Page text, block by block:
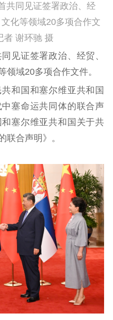
共同见证签署政治、经
化等领域20多项合作文
者 谢环驰 摄
证签署政治、经贸、
领域20多项合作文件。
国和塞尔维亚共和国
塞命运共同体的联合声
塞尔维亚共和国关于共
联合声明》。